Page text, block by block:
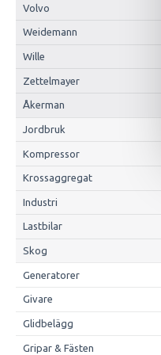
Volvo
Weidemann
Wille
Zettelmayer
Åkerman
Jordbruk
Kompressor
Krossaggregat
Industri
Lastbilar
Skog
Generatorer
Givare
Glidbelägg
Gripar & Fästen